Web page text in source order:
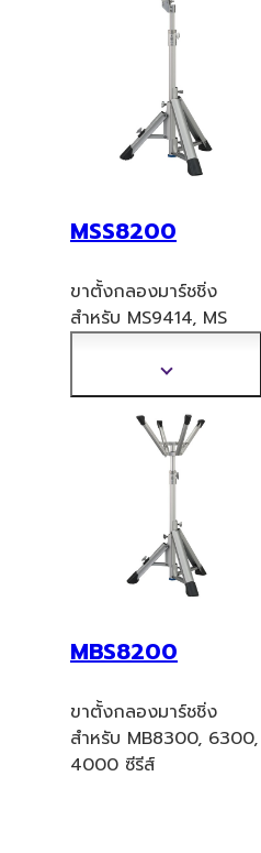
MSS8200
ขาตั้งกลองมาร์ชชิ่ง
สำหรับ MS9414, MS
ต้องใช้ชุดอุปกรณ์ติดตั้ง
MSC9600
แสดง
ข้อมูล
เพิ่ม
เติม
MBS8200
ขาตั้งกลองมาร์ชชิ่ง
สำหรับ MB8300, 6300,
4000 ซีรีส์